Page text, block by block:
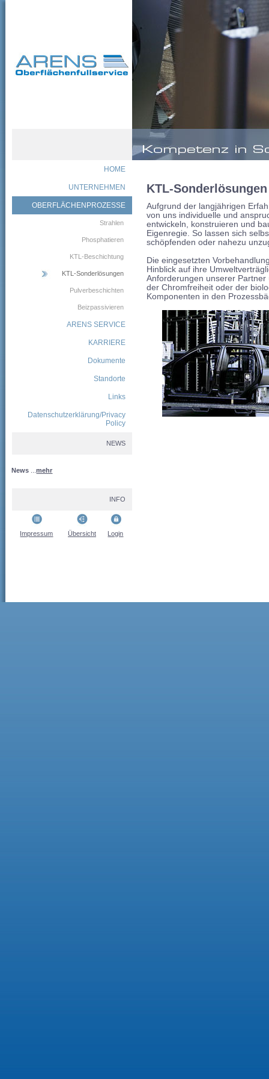
HOME
UNTERNEHMEN
OBERFLÄCHENPROZESSE
Strahlen
Phosphatieren
KTL-Beschichtung
KTL-Sonderlösungen
Pulverbeschichten
Beizpassivieren
ARENS SERVICE
KARRIERE
Dokumente
Standorte
Links
Datenschutzerklärung/Privacy
Policy
NEWS
News ...mehr
INFO
Impressum Übersicht Login
KTL-Sonderlösungen
Aufgrund der langjährigen
von uns individuelle und
entwickeln, konstruieren und
Eigenregie. So lassen sich
schöpfenden oder nahezu
Die eingesetzten
Hinblick auf ihre
Anforderungen unserer
der Chromfreiheit oder der
Komponenten in den